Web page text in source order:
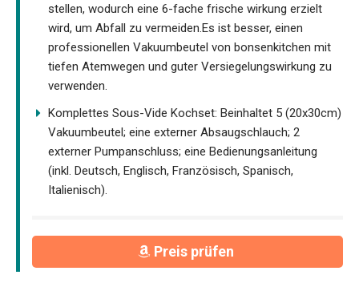
stellen, wodurch eine 6-fache frische wirkung erzielt
wird, um Abfall zu vermeiden.Es ist besser, einen
professionellen Vakuumbeutel von bonsenkitchen mit
tiefen Atemwegen und guter Versiegelungswirkung zu
verwenden.
Komplettes Sous-Vide Kochset: Beinhaltet 5 (20x30cm)
Vakuumbeutel; eine externer Absaugschlauch; 2
externer Pumpanschluss; eine Bedienungsanleitung
(inkl. Deutsch, Englisch, Französisch, Spanisch,
Italienisch).
Preis prüfen